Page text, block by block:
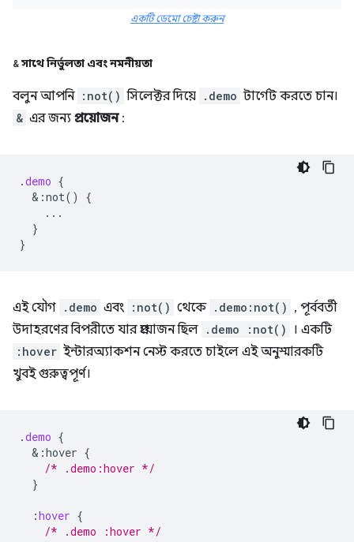
একটি ডেমো চেষ্টা করুন
&সাথে নির্ভুলতা এবং নমনীয়তা
বলুন আপনি :not() সিলেক্টর দিয়ে .demo টার্গেট করতে চান।
& এর জন্য প্রয়োজন:
.demo {
& :not()
{
...
}
}
এই যৌগ .demo এবং :not() থেকে .demo:not() , পূর্ববর্তী
উদাহরণের বিপরীতে যার প্রয়োজন ছিল .demo :not() । একটি
:hover ইন্টারঅ্যাকশন নেস্ট করতে চাইলে এই অনুস্মারকটি
খুবই গুরুত্বপূর্ণ।
.demo {
& :hover {
/* .demo:hover */
}
:hover {
/* .demo :hover */